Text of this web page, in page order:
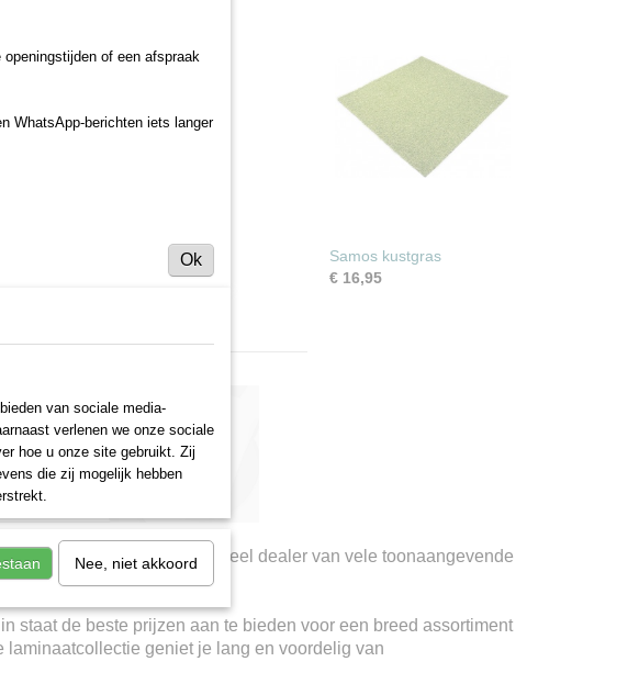
Samos kustgras
€ 16,95
te vergelijken! Wij zijn officieel dealer van vele toonaangevende
staat de beste prijzen aan te bieden voor een breed assortiment
geniet je lang en voordelig van
of een afspraak
WhatsApp-berichten iets langer
Ok
van sociale media-
verlenen we onze sociale
hoe u onze site gebruikt. Zij
die zij mogelijk hebben
Nee, niet akkoord